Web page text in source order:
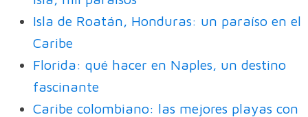
Isla de Roatán, Honduras: un paraíso en el
Caribe
Florida: qué hacer en Naples, un destino
fascinante
Caribe colombiano: las mejores playas con